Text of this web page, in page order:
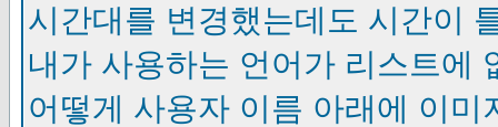
시간대를 변경했는데도 시간이
내가 사용하는 언어가 리스트에
어떻게 사용자 이름 아래에 이미